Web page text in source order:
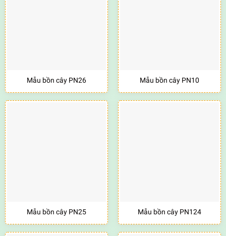
Mẫu bồn cây PN26 Mẫu bồn cây PN10
Mẫu bồn cây PN25 Mẫu bồn cây PN124